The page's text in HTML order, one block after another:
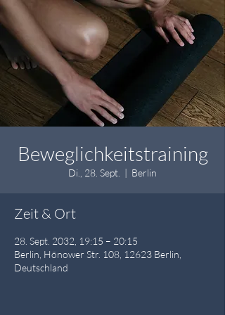
Beweglichkeitstraining
Di., 28. Sept.
  |
Berlin
Zeit & Ort
28. Sept. 2032, 19:15 – 20:15
Berlin, Hönower Str. 108, 12623 Berlin,
Deutschland